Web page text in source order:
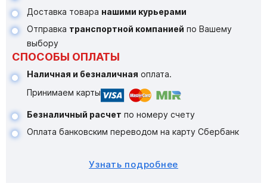
Доставка товара нашими курьерами
Отправка транспортной компанией по Вашему
выбору
СПОСОБЫ ОПЛАТЫ
Наличная и безналичная оплата.
Принимаем карты
Безналичный расчет по номеру счету
Оплата банковским переводом на карту Сбербанк
Узнать подробнее